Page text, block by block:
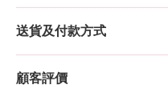
送貨及付款方式
顧客評價